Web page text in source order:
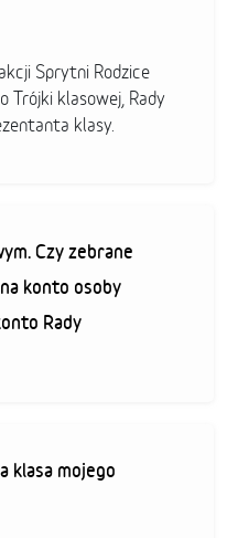
Sprytni Rodzice
Trójki klasowej, Rady
klasy.
Czy zebrane
konto osoby
Rady
klasa mojego